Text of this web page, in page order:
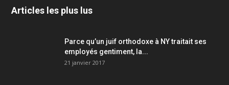
Articles les plus lus
Parce qu’un juif orthodoxe à NY traitait ses
employés gentiment, la...
21 janvier 2017